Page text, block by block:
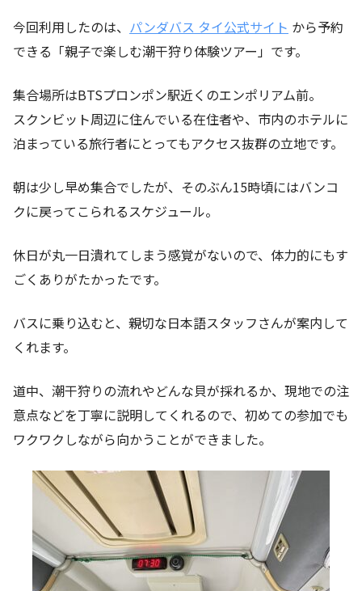
今回利用したのは、 パンダバス タイ公式サイト から予約
できる「親子で楽しむ潮干狩り体験ツアー」です。
集合場所はBTSプロンポン駅近くのエンポリアム前。
スクンビット周辺に住んでいる在住者や、市内のホテルに
泊まっている旅行者にとってもアクセス抜群の立地です。
朝は少し早め集合でしたが、そのぶん15時頃にはバンコ
クに戻ってこられるスケジュール。
休日が丸一日潰れてしまう感覚がないので、体力的にもす
ごくありがたかったです。
バスに乗り込むと、親切な日本語スタッフさんが案内して
くれます。
道中、潮干狩りの流れやどんな貝が採れるか、現地での注
意点などを丁寧に説明してくれるので、初めての参加でも
ワクワクしながら向かうことができました。